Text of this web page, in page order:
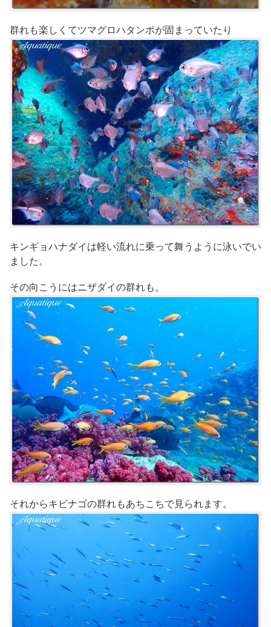
群れも楽しくてツマグロハタンポが固まっていたり
キンギョハナダイは軽い流れに乗って舞うように泳いでい
ました。
その向こうにはニザダイの群れも。
それからキビナゴの群れもあちこちで見られます。